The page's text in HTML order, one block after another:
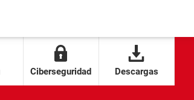
Ciberseguridad Descargas